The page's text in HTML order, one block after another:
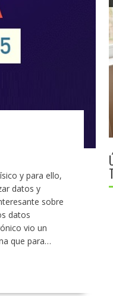
y para ello,
datos y
sobre
datos
vio un
que para…